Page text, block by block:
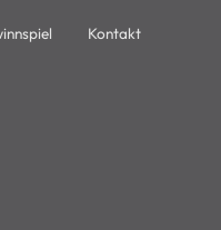
Kontakt